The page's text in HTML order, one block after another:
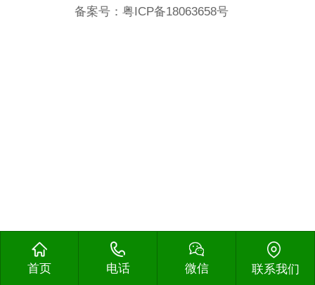
备案号： 粤ICP备18063658号
首页 电话 微信 联系我们